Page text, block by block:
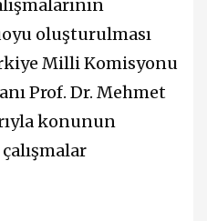
oluşturulması
Milli Komisyonu
Prof. Dr. Mehmet
konunun